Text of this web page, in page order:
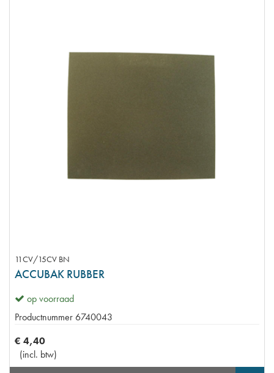
11CV/15CV BN
ACCUBAK RUBBER
op voorraad
Productnummer 6740043
€ 4,40
(incl. btw)